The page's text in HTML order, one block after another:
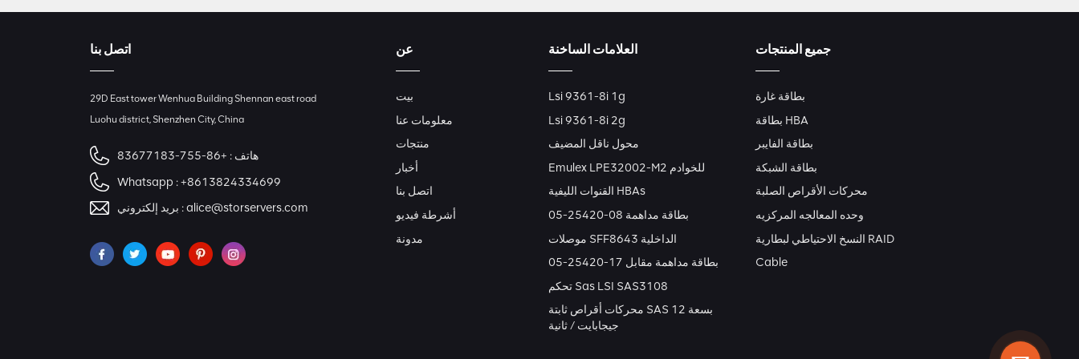
اتصل بنا
29D East tower Wenhua Building Shennan east road
Luohu district, Shenzhen City, China
هاتف : +86-755-83677183
Whatsapp :+8613824334699
بريد إلكتروني :alice@storservers.com
عن
بيت
معلومات عنا
منتجات
أخبار
اتصل بنا
أشرطة فيديو
مدونة
العلامات الساخنة
Lsi 9361-8i 1g
Lsi 9361-8i 2g
محول ناقل المضيف
Emulex LPE32002-M2 للخوادم
القنوات الليفية HBAs
بطاقة مداهمة 08-25420-05
موصلات SFF8643 الداخلية
بطاقة مداهمة مقابل 17-25420-05
تحكم Sas LSI SAS3108
محركات أقراص ثابتة SAS بسعة 12
جيجابايت / ثانية
جميع المنتجات
بطاقة غارة
بطاقة HBA
بطاقة الفايبر
بطاقة الشبكة
محركات الأقراص الصلبة
وحده المعالجه المركزيه
النسخ الاحتياطي لبطارية RAID
Cable